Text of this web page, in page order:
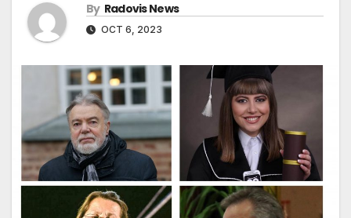
By Radovis News
OCT 6, 2023